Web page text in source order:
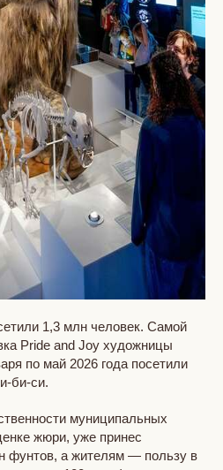
1,3 млн человек. Самой
Pride and Joy художницы
по май 2026 года посетили
би-си.
муниципальных
жюри, уже принес
фунтов, а жителям — пользу в